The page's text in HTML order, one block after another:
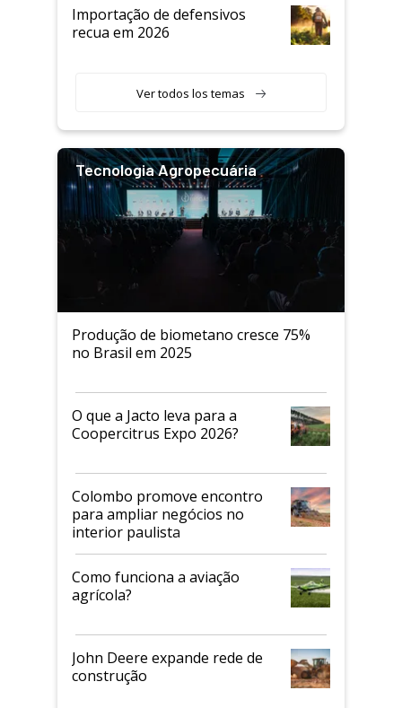
Importação de defensivos
recua em 2026
Ver todos los temas
Tecnologia Agropecuária
Produção de biometano cresce 75%
no Brasil em 2025
O que a Jacto leva para a
Coopercitrus Expo 2026?
Colombo promove encontro
para ampliar negócios no
interior paulista
Como funciona a aviação
agrícola?
John Deere expande rede de
construção